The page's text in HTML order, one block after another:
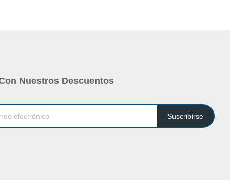
Nuestros Descuentos
Suscribirse